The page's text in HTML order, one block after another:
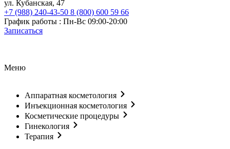
ул. Кубанская, 47
+7 (988) 240-43-50 8 (800) 600 59 66
График работы : Пн-Вс 09:00-20:00
Записаться
Меню
Аппаратная косметология
Инъекционная косметология
Косметические процедуры
Гинекология
Терапия